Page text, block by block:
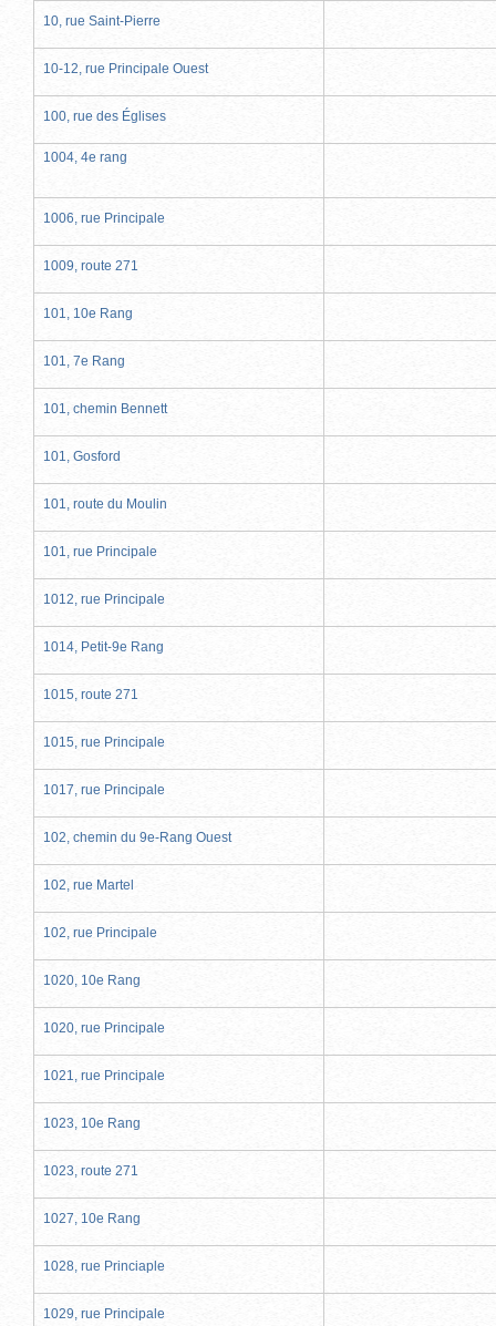
10, rue Saint-Pierre
10-12, rue Principale Ouest
100, rue des Églises
1004, 4e rang
1006, rue Principale
1009, route 271
101, 10e Rang
101, 7e Rang
101, chemin Bennett
101, Gosford
101, route du Moulin
101, rue Principale
1012, rue Principale
1014, Petit-9e Rang
1015, route 271
1015, rue Principale
1017, rue Principale
102, chemin du 9e-Rang Ouest
102, rue Martel
102, rue Principale
1020, 10e Rang
1020, rue Principale
1021, rue Principale
1023, 10e Rang
1023, route 271
1027, 10e Rang
1028, rue Princiaple
1029, rue Principale